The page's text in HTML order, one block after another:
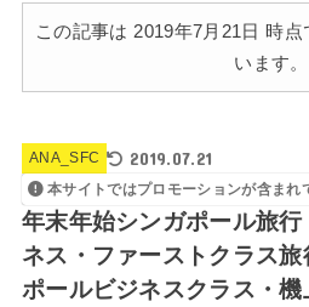
この記事は 2019年7月21日 時
います。
ANA_SFC 2019.07.21
本サイトではプロモーションが含まれ
年末年始シンガポール旅
ネス・ファーストクラス
ポールビジネスクラス・